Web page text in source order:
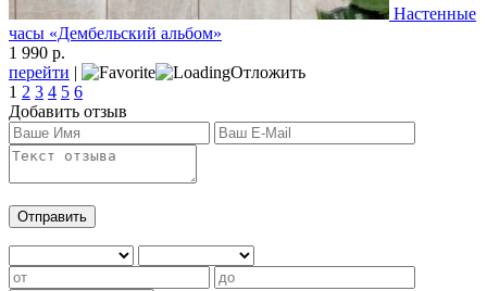
Настенные
часы «Дембельский альбом»
1 990 р.
перейти |
Отложить
1 2 3 4 5 6
Добавить отзыв